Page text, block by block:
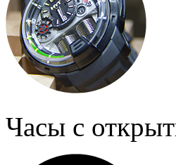
Часы с